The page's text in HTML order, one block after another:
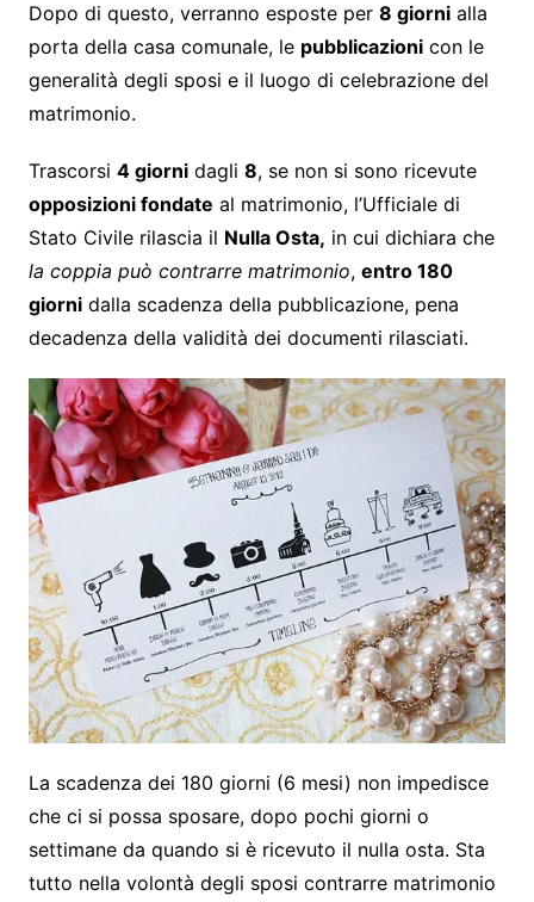
Dopo di questo, verranno esposte per 8 giornialla
porta della casa comunale, le pubblicazionicon le
generalità degli sposi e il luogo di celebrazione del
matrimonio.
Trascorsi 4 giornidagli 8, se non si sono ricevute
opposizioni fondate al matrimonio, l’Ufficiale di
Stato Civile rilascia il Nulla Osta, in cui dichiara che
la coppia può contrarre matrimonio, entro 180
giornidalla scadenza della pubblicazione, pena
decadenza della validità dei documenti rilasciati.
La scadenza dei 180 giorni (6 mesi) non impedisce
che ci si possa sposare, dopo pochi giorni o
settimane da quando si è ricevuto il nulla osta. Sta
tutto nella volontà degli sposi contrarre matrimonio